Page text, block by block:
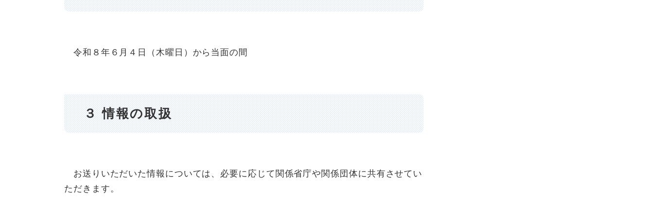
令和８年６月４日（木曜日）から当面の間
３ 情報の取扱
お送りいただいた情報については、必要に応じて関係省庁や関係団体に共有させてい
ただきます。